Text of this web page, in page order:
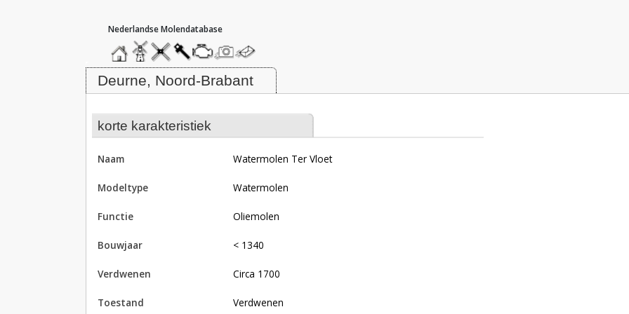
hoofdmenu
homemolendatabase
roedendatabase
assendatabase
motorendatabase
stuur
een
foto
stuur
een
bericht
Molen Watermolen Ter Vloet, Deurne
Deurne, Noord-Brabant
korte karakteristiek
naam Watermolen Ter Vloet
modeltype Watermolen
functie oliemolen
bouwjaar < 1340
verdwenen circa 1700
toestand verdwenen